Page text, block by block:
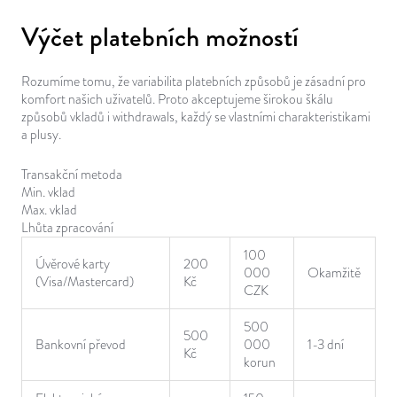
Výčet platebních možností
Rozumíme tomu, že variabilita platebních způsobů je zásadní pro
komfort našich uživatelů. Proto akceptujeme širokou škálu
způsobů vkladů i withdrawals, každý se vlastními charakteristikami
a plusy.
Transakční metoda
Min. vklad
Max. vklad
Lhůta zpracování
Úvěrové karty
(Visa/Mastercard)
200
Kč
100
000
CZK
Okamžitě
Bankovní převod
500
Kč
500
000
korun
1-3 dní